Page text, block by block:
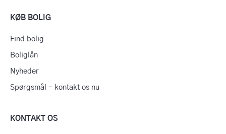
KØB BOLIG
Find bolig
Boliglån
Nyheder
Spørgsmål – kontakt os nu
KONTAKT OS